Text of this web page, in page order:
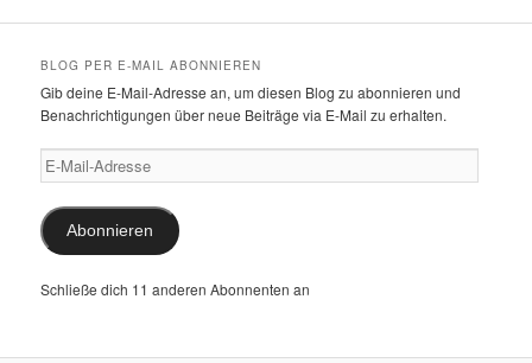
BLOG PER E-MAIL ABONNIEREN
Gib deine E-Mail-Adresse an, um diesen Blog zu abonnieren und
Benachrichtigungen über neue Beiträge via E-Mail zu erhalten.
E-
Mail-
Adresse
Abonnieren
Schließe dich 11 anderen Abonnenten an